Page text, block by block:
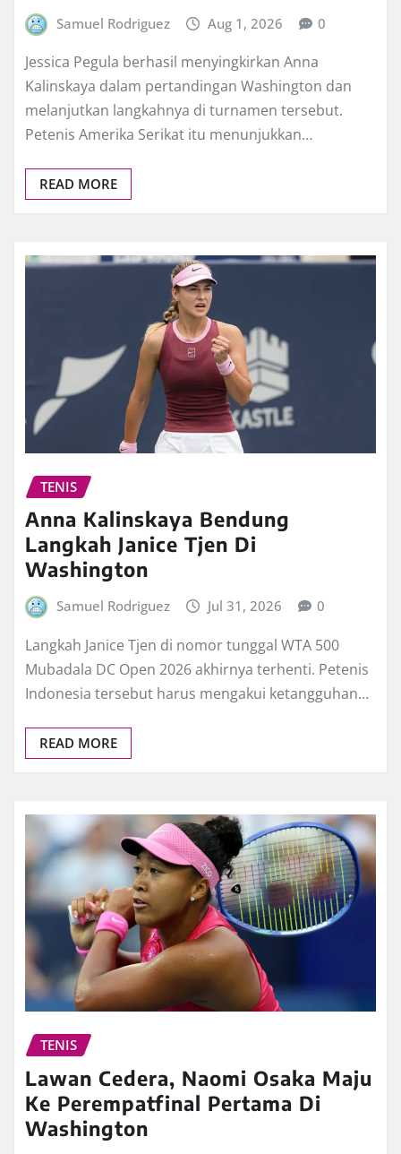
Samuel Rodriguez Aug 1, 2026 0
Jessica Pegula berhasil menyingkirkan Anna
Kalinskaya dalam pertandingan Washington dan
melanjutkan langkahnya di turnamen tersebut.
Petenis Amerika Serikat itu menunjukkan…
READ MORE
TENIS
Anna Kalinskaya Bendung
Langkah Janice Tjen Di
Washington
Samuel Rodriguez Jul 31, 2026 0
Langkah Janice Tjen di nomor tunggal WTA 500
Mubadala DC Open 2026 akhirnya terhenti. Petenis
Indonesia tersebut harus mengakui ketangguhan…
READ MORE
TENIS
Lawan Cedera, Naomi Osaka Maju
Ke Perempatfinal Pertama Di
Washington